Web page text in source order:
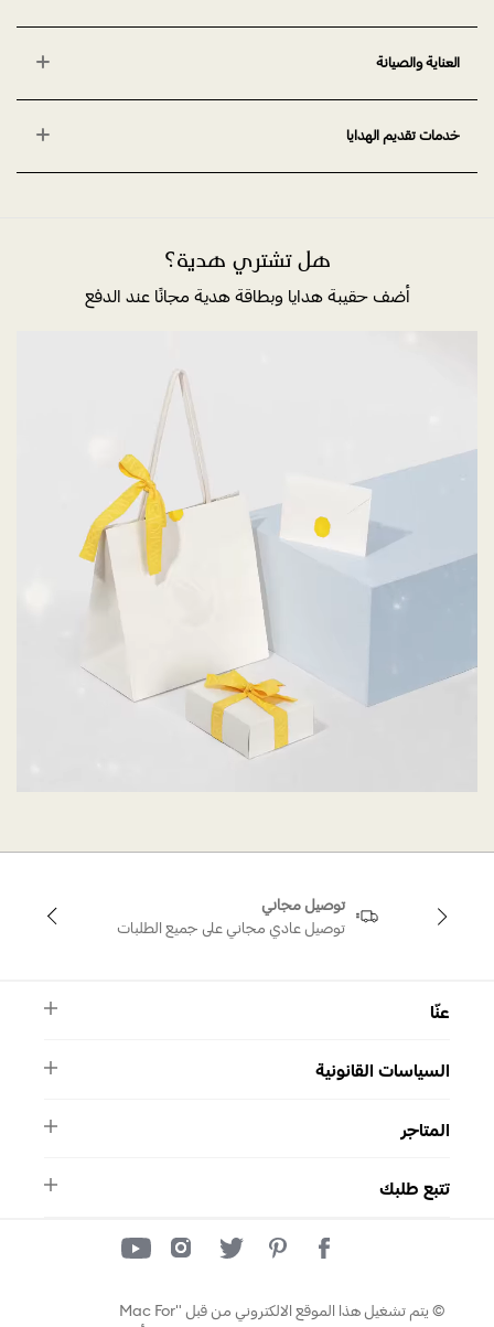
العناية والصيانة
خدمات تقديم الهدايا
هل تشتري هدية؟
أضف حقيبة هدايا وبطاقة هدية مجانًا عند الدفع
توصيل مجاني
توصيل عادي مجاني على جميع الطلبات
عنّا
الأسئلة الشائعة
اتصل بنا
السياسات القانونية
سياسة الخصوصية
المتاجر
تتبع طلبك
© يتم تشغيل هذا الموقع الالكتروني من قبل "Mac For